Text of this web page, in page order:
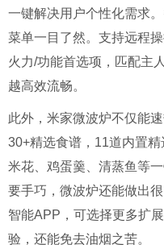
一键解决用户个性化需求
菜单一目了然。支持远程
火力/功能首选项，匹配主
越高效流畅。
此外，米家微波炉不仅能
30+精选食谱，11道内置
米花、鸡蛋羹、清蒸鱼等
要手巧，微波炉还能做出
智能APP，可选择更多扩
验，还能免去油烟之苦。